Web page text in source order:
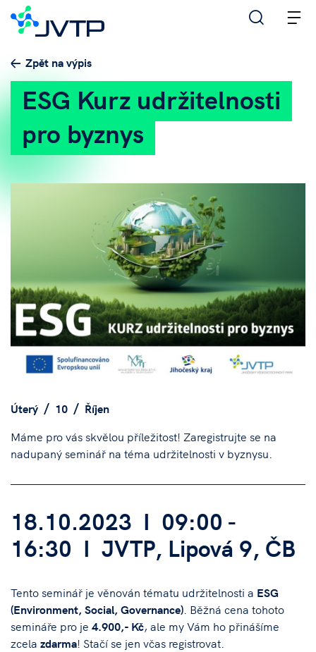
Zpět na výpis
ESG Kurz udržitelnosti
pro byznys
Úterý 10
Říjen
Máme pro vás skvělou příležitost! Zaregistrujte se na
nadupaný seminář na téma udržitelnosti v byznysu.
18.10.2023 I 09:00 -
16:30 I JVTP, Lipová 9, ČB
Tento seminář je věnován tématu udržitelnosti a ESG
(Environment, Social, Governance) . Běžná cena tohoto
semináře pro je 4.900,- Kč, ale my Vám ho přinášíme
zcela zdarma! Stačí se jen včas registrovat.